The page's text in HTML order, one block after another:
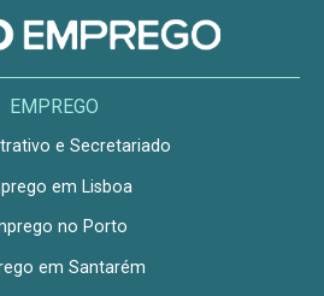
EMPREGO
e Secretariado
em Lisboa
no Porto
em Santarém